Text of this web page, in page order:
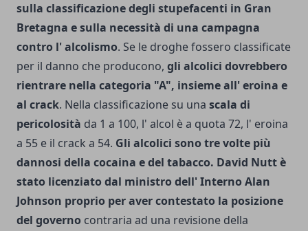
sulla classificazione degli stupefacenti in Gran
Bretagna e sulla necessità di una campagna
contro l' alcolismo. Se le droghe fossero classificate
per il danno che producono, gli alcolici dovrebbero
rientrare nella categoria "A", insieme all' eroina e
al crack. Nella classificazione su una scala di
pericolosità da 1 a 100, l' alcol è a quota 72, l' eroina
a 55 e il crack a 54. Gli alcolici sono tre volte più
dannosi della cocaina e del tabacco. David Nutt è
stato licenziato dal ministro dell' Interno Alan
Johnson proprio per aver contestato la posizione
del governo contraria ad una revisione della